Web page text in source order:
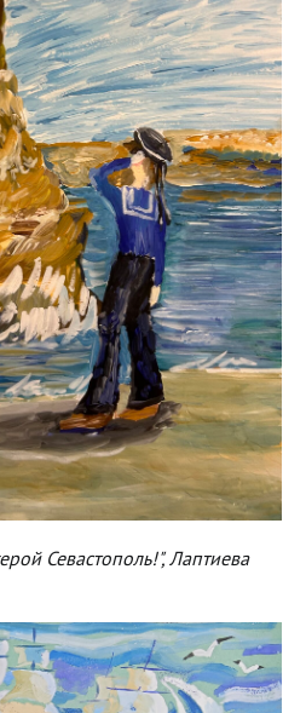
Севастополь!", Лаптиева